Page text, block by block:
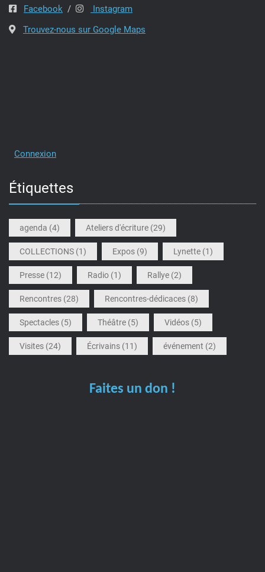
Facebook /
Instagram
Trouvez-nous sur Google Maps
Connexion
Étiquettes
agenda (4) Ateliers d'écriture (29)
COLLECTIONS (1) Expos (9) Lynette (1)
Presse (12) Radio (1) Rallye (2)
Rencontres (28) Rencontres-dédicaces (8)
Spectacles (5) Théâtre (5) Vidéos (5)
Visites (24) Écrivains (11) événement (2)
Faites un don !